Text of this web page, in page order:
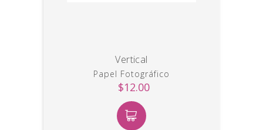
Vertical
Papel Fotográfico
$12.00